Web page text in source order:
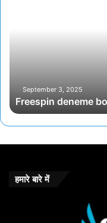
September 3, 2025
Freespin deneme
हमारे बारे में